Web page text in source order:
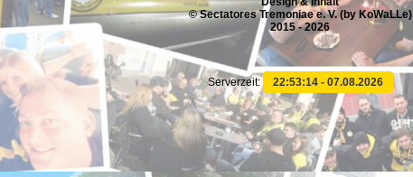
© Sectatores Tremoniae e. V. (by KoWaLLe)
2015 - 2026
Serverzeit: 22:53:15 - 07.08.2026